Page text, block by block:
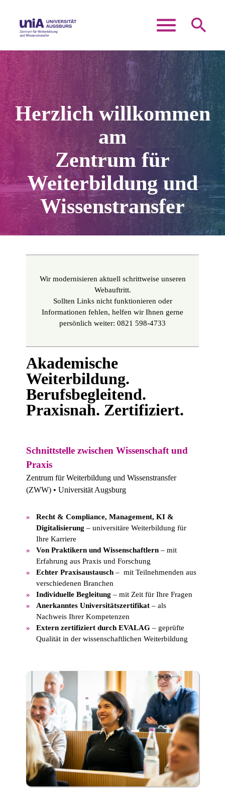
menu search
Suchbegriffe SUCHEN
Herzlich willkommen
am
Zentrum für
Weiterbildung und
Wissenstransfer
Wir modernisieren aktuell schrittweise unseren
Webauftritt.
Sollten Links nicht funktionieren oder
Informationen fehlen, helfen wir Ihnen gerne
persönlich weiter: 0821 598-4733
Akademische
Weiterbildung.
Berufsbegleitend.
Praxisnah. Zertifiziert.
Schnittstelle zwischen Wissenschaft und
Praxis
Zentrum für Weiterbildung und Wissenstransfer
(ZWW) • Universität Augsburg
Recht & Compliance, Management, KI &
Digitalisierung – universitäre Weiterbildung für
Ihre Karriere
Von Praktikern und Wissenschaftlern – mit
Erfahrung aus Praxis und Forschung
Echter Praxisaustausch – mit Teilnehmenden aus
verschiedenen Branchen
Individuelle Begleitung – mit Zeit für Ihre Fragen
Anerkanntes Universitätszertifikat – als
Nachweis Ihrer Kompetenzen
Extern zertifiziert durch EVALAG – geprüfte
Qualität in der wissenschaftlichen Weiterbildung